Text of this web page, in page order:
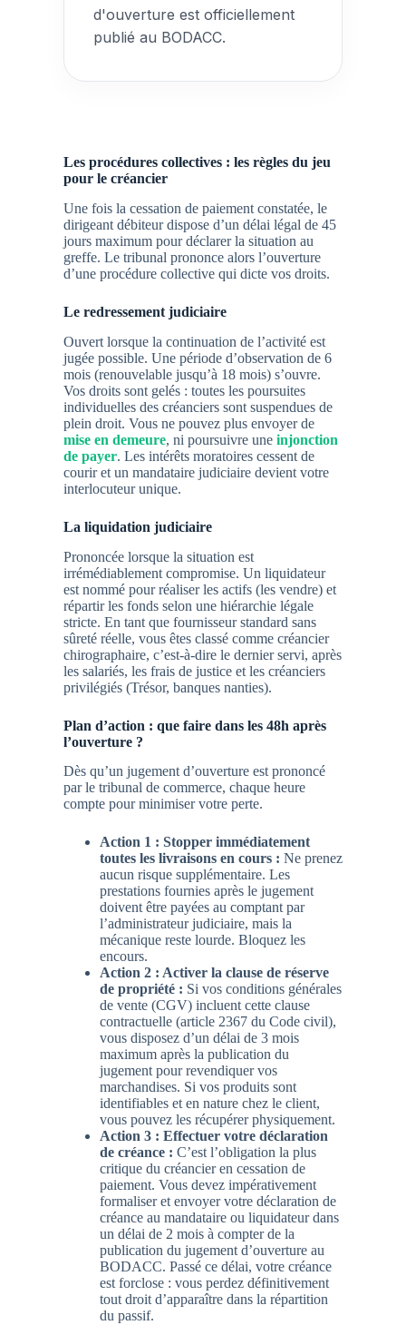
d'ouverture est officiellement
publié au BODACC.
Les procédures collectives : les règles du jeu
pour le créancier
Une fois la cessation de paiement constatée, le
dirigeant débiteur dispose d’un délai légal de 45
jours maximum pour déclarer la situation au
greffe. Le tribunal prononce alors l’ouverture
d’une procédure collective qui dicte vos droits.
Le redressement judiciaire
Ouvert lorsque la continuation de l’activité est
jugée possible. Une période d’observation de 6
mois (renouvelable jusqu’à 18 mois) s’ouvre.
Vos droits sont gelés : toutes les poursuites
individuelles des créanciers sont suspendues de
plein droit. Vous ne pouvez plus envoyer de
mise en demeure, ni poursuivre une injonction
de payer. Les intérêts moratoires cessent de
courir et un mandataire judiciaire devient votre
interlocuteur unique.
La liquidation judiciaire
Prononcée lorsque la situation est
irrémédiablement compromise. Un liquidateur
est nommé pour réaliser les actifs (les vendre) et
répartir les fonds selon une hiérarchie légale
stricte. En tant que fournisseur standard sans
sûreté réelle, vous êtes classé comme créancier
chirographaire, c’est-à-dire le dernier servi, après
les salariés, les frais de justice et les créanciers
privilégiés (Trésor, banques nanties).
Plan d’action : que faire dans les 48h après
l’ouverture ?
Dès qu’un jugement d’ouverture est prononcé
par le tribunal de commerce, chaque heure
compte pour minimiser votre perte.
Action 1 : Stopper immédiatement
toutes les livraisons en cours : Ne prenez
aucun risque supplémentaire. Les
prestations fournies après le jugement
doivent être payées au comptant par
l’administrateur judiciaire, mais la
mécanique reste lourde. Bloquez les
encours.
Action 2 : Activer la clause de réserve
de propriété : Si vos conditions générales
de vente (CGV) incluent cette clause
contractuelle (article 2367 du Code civil),
vous disposez d’un délai de 3 mois
maximum après la publication du
jugement pour revendiquer vos
marchandises. Si vos produits sont
identifiables et en nature chez le client,
vous pouvez les récupérer physiquement.
Action 3 : Effectuer votre déclaration
de créance : C’est l’obligation la plus
critique du créancier en cessation de
paiement. Vous devez impérativement
formaliser et envoyer votre déclaration de
créance au mandataire ou liquidateur dans
un délai de 2 mois à compter de la
publication du jugement d’ouverture au
BODACC. Passé ce délai, votre créance
est forclose : vous perdez définitivement
tout droit d’apparaître dans la répartition
du passif.